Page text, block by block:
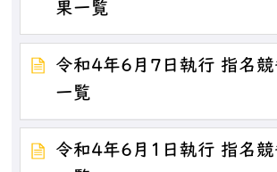
果一覧
令和4年6月7日執行 指名
一覧
令和4年6月1日執行 指名